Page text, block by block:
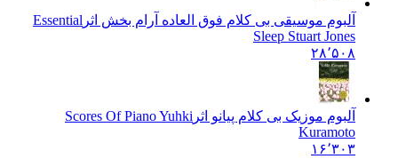
آلبوم موسیقی بی کلام فوق العاده آرام بخش اثرEssential
Sleep Stuart Jones
۲۸٬۵۰۸
آلبوم موزیک بی کلام پیانو اثرScores Of Piano Yuhki
Kuramoto
۱۶٬۳۰۳